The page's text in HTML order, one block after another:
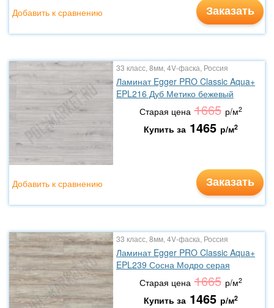
Заказать
Добавить к сравнению
33 класс, 8мм, 4V-фаска, Россия
Ламинат Egger PRO Classic Aqua+
EPL216 Дуб Метико бежевый
Старая цена 1665 р/м2
Купить за 1465 р/м2
Заказать
Добавить к сравнению
33 класс, 8мм, 4V-фаска, Россия
Ламинат Egger PRO Classic Aqua+
EPL239 Сосна Модро серая
Старая цена 1665 р/м2
Купить за 1465 р/м2